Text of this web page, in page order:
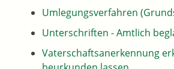
Umlegungsverfahren
Unterschriften - Amtlich
Vaterschaftsanerkennung